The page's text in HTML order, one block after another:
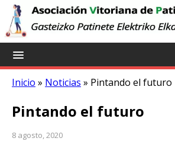
Inicio » Noticias » Pintando el futuro
Pintando el futuro
8 agosto, 2020